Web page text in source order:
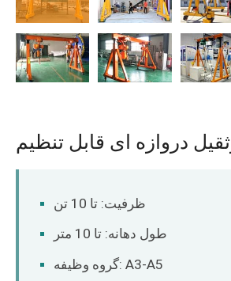
دروازه ای قابل تنظیم
ظرفیت: تا 10 تن
طول دهانه: تا 10 متر
گروه وظیفه: A3-A5